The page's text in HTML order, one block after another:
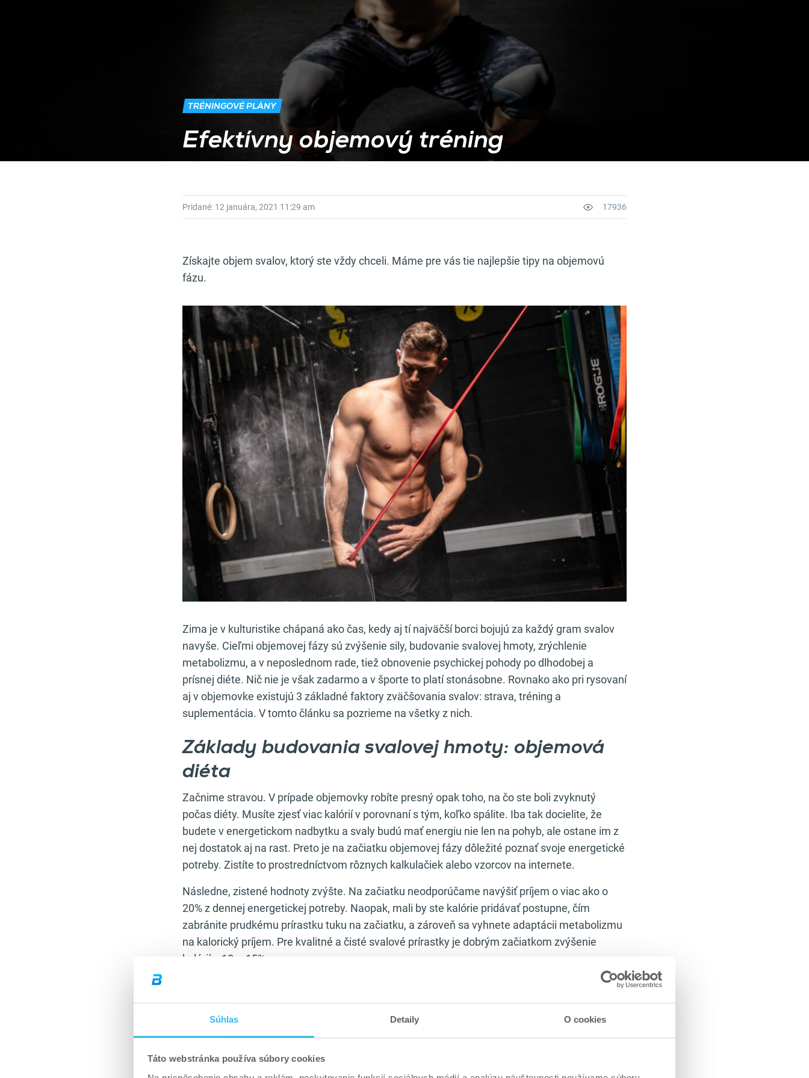
Súhlas Detaily O cookies
Táto webstránka používa súbory cookies
TRÉNINGOVÉ PLÁNY
Efektívny objemový tréning
Pridané: 12 januára, 2021 11:29 am 17936
Získajte objem svalov, ktorý ste vždy chceli. Máme pre vás tie najlepšie tipy na objemovú
fázu.
Zima je v kulturistike chápaná ako čas, kedy aj tí najväčší borci bojujú za každý gram svalov
navyše. Cieľmi objemovej fázy sú zvýšenie sily, budovanie svalovej hmoty, zrýchlenie
metabolizmu, a v neposlednom rade, tiež obnovenie psychickej pohody po dlhodobej a
prísnej diéte. Nič nie je však zadarmo a v športe to platí stonásobne. Rovnako ako pri rysovaní
aj v objemovke existujú 3 základné faktory zväčšovania svalov: strava, tréning a
suplementácia. V tomto článku sa pozrieme na všetky z nich.
Základy budovania svalovej hmoty: objemová
diéta
Začnime stravou. V prípade objemovky robíte presný opak toho, na čo ste boli zvyknutý
počas diéty. Musíte zjesť viac kalórií v porovnaní s tým, koľko spálite. Iba tak docielite, že
budete v energetickom nadbytku a svaly budú mať energiu nie len na pohyb, ale ostane im z
nej dostatok aj na rast. Preto je na začiatku objemovej fázy dôležité poznať svoje energetické
potreby. Zistíte to prostredníctvom rôznych kalkulačiek alebo vzorcov na internete.
Následne, zistené hodnoty zvýšte. Na začiatku neodporúčame navýšiť príjem o viac ako o
20% z dennej energetickej potreby. Naopak, mali by ste kalórie pridávať postupne, čím
zabránite prudkému prírastku tuku na začiatku, a zároveň sa vyhnete adaptácii metabolizmu
na kalorický príjem. Pre kvalitné a čisté svalové prírastky je dobrým začiatkom zvýšenie
kalórií o 10 – 15%.
V ďalšom kroku je treba si uvedomiť, že kalórie vám nepomôžu, pokiaľ nebudete vedieť ako
správne s nimi distribuovať. Pozrite sa ako na to v článku3000 kcal jedálniček pre nárast
svalovej hmoty
. Tento jedálny plán zodpovedá nárokom tela počas tvrdých objemových
tréningov.
A konečne, makronutrienty. Keď sa snažíte o nárast svalov, váš kalorický príjem by mal byť